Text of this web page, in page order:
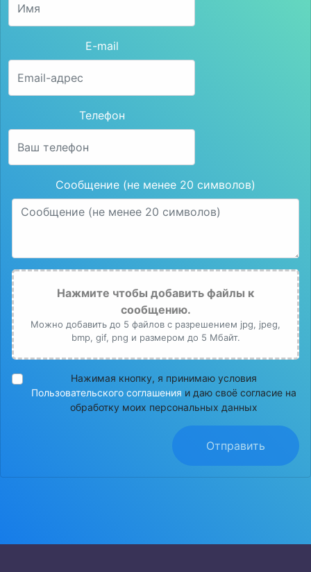
E-mail
Телефон
Сообщение (не менее 20 символов)
Нажмите чтобы добавить файлы к
сообщению.
Можно добавить до 5 файлов с разрешением jpg, jpeg,
bmp, gif, png и размером до 5 Мбайт.
Нажимая кнопку, я принимаю условия
Пользовательского соглашения и даю своё согласие на
обработку моих персональных данных
Отправить